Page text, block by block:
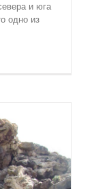
и юга
одно из